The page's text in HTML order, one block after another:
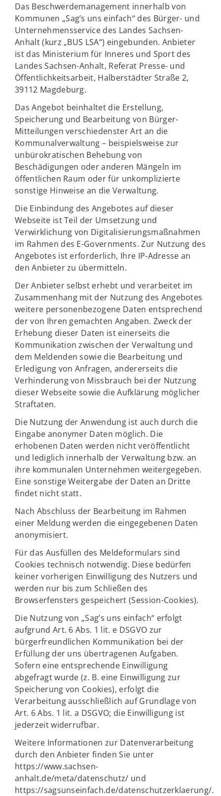
Das Beschwerdemanagement innerhalb von
Kommunen „Sag’s uns einfach“ des Bürger- und
Unternehmensservice des Landes Sachsen-
Anhalt (kurz „BUS LSA“) eingebunden. Anbieter
ist das Ministerium für Inneres und Sport des
Landes Sachsen-Anhalt, Referat Presse- und
Öffentlichkeitsarbeit, Halberstädter Straße 2,
39112 Magdeburg.
Das Angebot beinhaltet die Erstellung,
Speicherung und Bearbeitung von Bürger-
Mitteilungen verschiedenster Art an die
Kommunalverwaltung – beispielsweise zur
unbürokratischen Behebung von
Beschädigungen oder anderen Mängeln im
öffentlichen Raum oder für unkomplizierte
sonstige Hinweise an die Verwaltung.
Die Einbindung des Angebotes auf dieser
Webseite ist Teil der Umsetzung und
Verwirklichung von Digitalisierungsmaßnahmen
im Rahmen des E-Governments. Zur Nutzung des
Angebotes ist erforderlich, Ihre IP-Adresse an
den Anbieter zu übermitteln.
Der Anbieter selbst erhebt und verarbeitet im
Zusammenhang mit der Nutzung des Angebotes
weitere personenbezogene Daten entsprechend
der von Ihren gemachten Angaben. Zweck der
Erhebung dieser Daten ist einerseits die
Kommunikation zwischen der Verwaltung und
dem Meldenden sowie die Bearbeitung und
Erledigung von Anfragen, andererseits die
Verhinderung von Missbrauch bei der Nutzung
dieser Webseite sowie die Aufklärung möglicher
Straftaten.
Die Nutzung der Anwendung ist auch durch die
Eingabe anonymer Daten möglich. Die
erhobenen Daten werden nicht veröffentlicht
und lediglich innerhalb der Verwaltung bzw. an
ihre kommunalen Unternehmen weitergegeben.
Eine sonstige Weitergabe der Daten an Dritte
findet nicht statt.
Nach Abschluss der Bearbeitung im Rahmen
einer Meldung werden die eingegebenen Daten
anonymisiert.
Für das Ausfüllen des Meldeformulars sind
Cookies technisch notwendig. Diese bedürfen
keiner vorherigen Einwilligung des Nutzers und
werden nur bis zum Schließen des
Browserfensters gespeichert (Session-Cookies).
Die Nutzung von „Sag’s uns einfach“ erfolgt
aufgrund Art. 6 Abs. 1 lit. e DSGVO zur
bürgerfreundlichen Kommunikation bei der
Erfüllung der uns übertragenen Aufgaben.
Sofern eine entsprechende Einwilligung
abgefragt wurde (z. B. eine Einwilligung zur
Speicherung von Cookies), erfolgt die
Verarbeitung ausschließlich auf Grundlage von
Art. 6 Abs. 1 lit. a DSGVO; die Einwilligung ist
jederzeit widerrufbar.
Weitere Informationen zur Datenverarbeitung
durch den Anbieter finden Sie unter
https://www.sachsen-
anhalt.de/meta/datenschutz/ und
https://sagsunseinfach.de/datenschutzerklaerung/.